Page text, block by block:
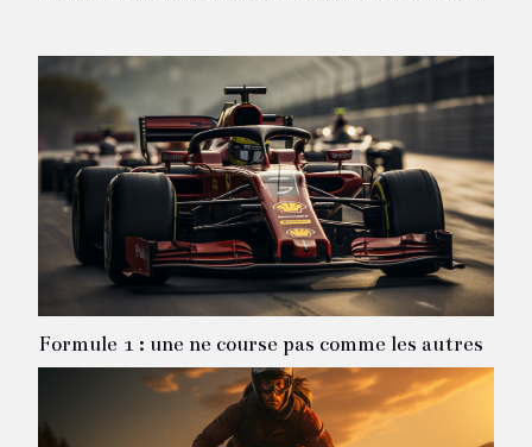
peau »....
Formule 1 : une ne course pas comme les autres